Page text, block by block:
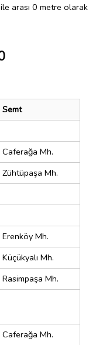
arası 0 metre olarak
Semt
Caferağa Mh.
Zühtüpaşa Mh.
Erenköy Mh.
Küçükyalı Mh.
Rasimpaşa Mh.
Caferağa Mh.